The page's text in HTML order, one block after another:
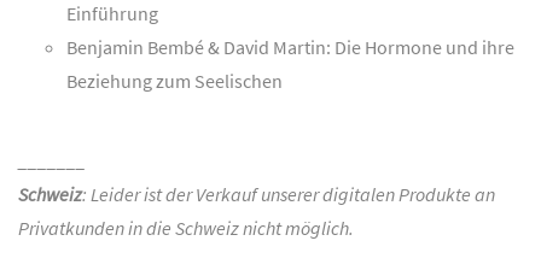
Einführung
Benjamin Bembé & David Martin: Die Hormone und ihre
Beziehung zum Seelischen
Schweiz: Leider ist der Verkauf unserer digitalen Produkte an
Privatkunden in die Schweiz nicht möglich.